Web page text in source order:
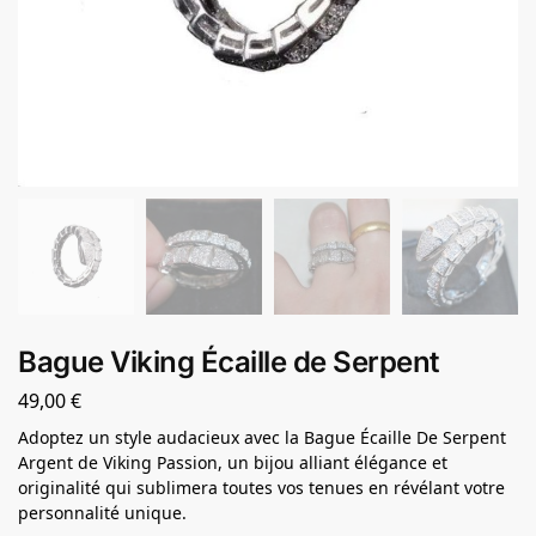
Bague Viking Écaille de Serpent
49,00€
Adoptez un style audacieux avec la Bague Écaille De Serpent
Argent de Viking Passion, un bijou alliant élégance et
originalité qui sublimera toutes vos tenues en révélant votre
personnalité unique.